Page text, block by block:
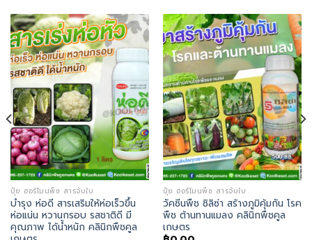
ปุ๋ย ฮอร์โมนพืช สารจับใบ
บำรุง ห่อดี สารเสริมให้ห่อเร็วขึ้น
ห่อแน่น หวานกรอบ รสชาติดี มี
คุณภาพ ได้น้ำหนัก คลินิกพืชคูล
ปุ๋ย ฮอร์โมนพืช สารจับใบ
วัคซีนพืช ซิลิซ่า สร้างภูมิคุ้มกัน โรค
พืช ต้านทานแมลง คลินิกพืชคูล
เกษตร